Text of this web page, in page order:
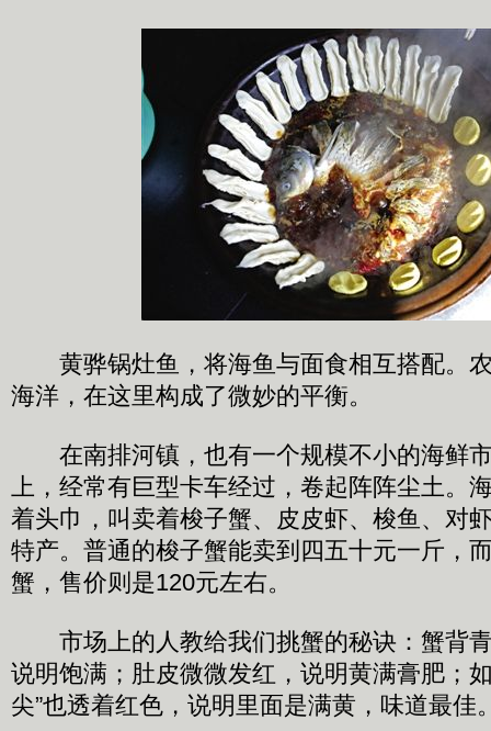
黄骅锅灶鱼，将海鱼与面食相互搭配。
海洋，在这里构成了微妙的平衡。
在南排河镇，也有一个规模不小的海鲜
上，经常有巨型卡车经过，卷起阵阵尘土。
着头巾，叫卖着梭子蟹、皮皮虾、梭鱼、
特产。普通的梭子蟹能卖到四五十元一斤，
蟹，售价则是120元左右。
市场上的人教给我们挑蟹的秘诀：蟹背
说明饱满；肚皮微微发红，说明黄满膏肥；
尖”也透着红色，说明里面是满黄，味道最佳